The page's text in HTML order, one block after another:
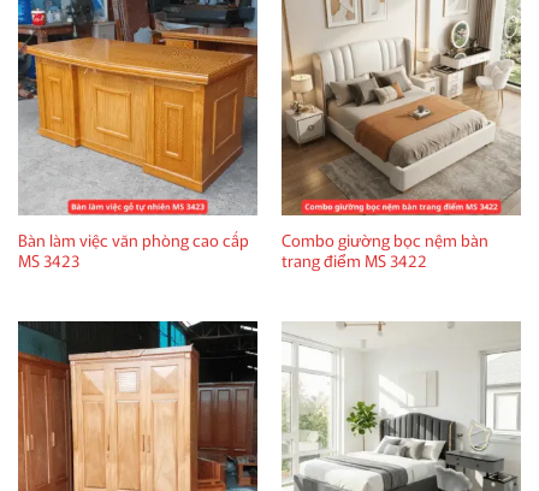
Bàn làm việc văn phòng cao cấp
MS 3423
Combo giường bọc nệm bàn
trang điểm MS 3422